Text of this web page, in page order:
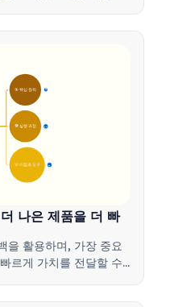
🎯 핵심 원칙 9
🛠️ 실행 과정 12
💡 이점과 도구
나은 제품을 더 빠
을 활용하며, 가장 중요
르게 가치를 전달할 수